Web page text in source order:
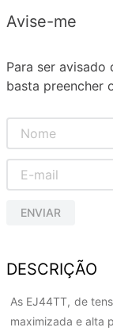
Avise-me
Para ser
basta preencher
ENVIAR
DESCRIÇÃO
As EJ44TT, de
maximizada e alta